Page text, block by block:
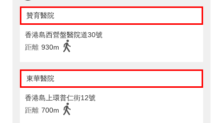
贊育醫院
香港島西營盤醫院道30號
距離 930m
東華醫院
香港島上環普仁街12號
距離 700m